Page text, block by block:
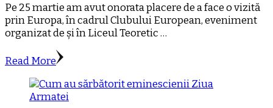
Pe 25 martie am avut onorata placere de a face o vizită
prin Europa, în cadrul Clubului European, eveniment
organizat de și în Liceul Teoretic …
Read More